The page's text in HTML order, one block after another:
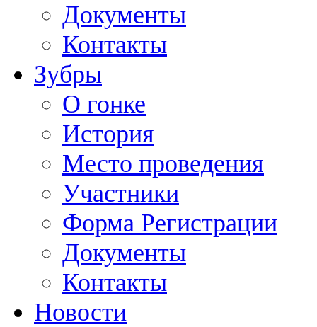
Документы
Контакты
Зубры
О гонке
История
Место проведения
Участники
Форма Регистрации
Документы
Контакты
Новости